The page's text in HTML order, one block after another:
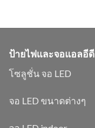
ป้ายไฟและจอแอลอีดี
โซลูชั่น จอ LED
จอ LED ขนาดต่างๆ